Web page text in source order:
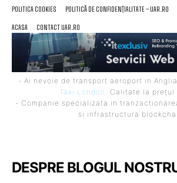
POLITICA COOKIES POLITICĂ DE CONFIDENȚIALITATE – UAR.RO
ACASA CONTACT UAR.RO
- Ai nevoie de transport aeroport in
Taxi London . Calitate la prețul
- Companie specializata in
si infrastructura
DESPRE BLOGUL